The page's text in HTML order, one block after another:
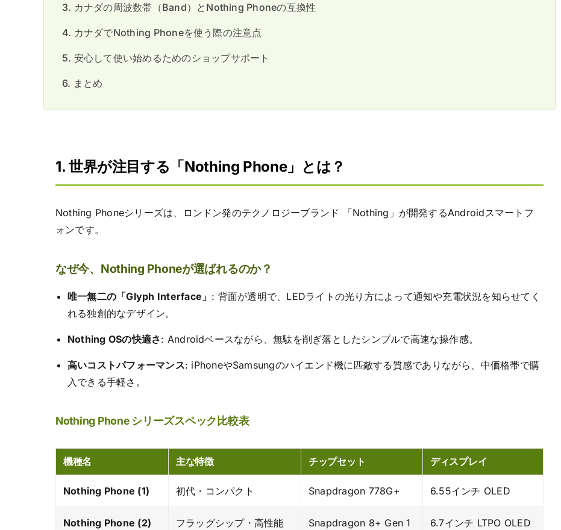
3. カナダの周波数帯（Band）とNothing Phoneの互換性
4. カナダでNothing Phoneを使う際の注意点
5. 安心して使い始めるためのショップサポート
6. まとめ
1. 世界が注目する「Nothing Phone」とは？
Nothing Phoneシリーズは、ロンドン発のテクノロジーブランド 「Nothing」が開発するAndroidスマートフ
ォンです。
なぜ今、Nothing Phoneが選ばれるのか？
唯一無二の「Glyph Interface」 : 背面が透明で、LEDライトの光り方によって通知や充電状況を知らせてく
れる独創的なデザイン。
Nothing OSの快適さ: Androidベースながら、無駄を削ぎ落としたシンプルで高速な操作感。
高いコストパフォーマンス: iPhoneやSamsungのハイエンド機に匹敵する質感でありながら、中価格帯で購
入できる手軽さ。
Nothing Phone シリーズスペック比較表
機種名 主な特徴 チップセット ディスプレイ
Nothing Phone (1) 初代・コンパクト Snapdragon 778G+ 6.55インチ OLED
Nothing Phone (2) フラッグシップ・高性能 Snapdragon 8+ Gen 1 6.7インチ LTPO OLED